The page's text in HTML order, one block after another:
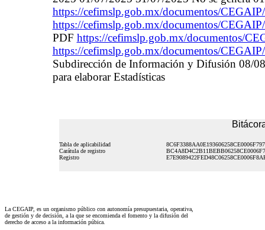
https://cefimslp.gob.mx/documentos/
https://cefimslp.gob.mx/documentos/
PDF https://cefimslp.gob.mx/documentos/
https://cefimslp.gob.mx/documentos/
Subdirección de Información y Difusión 08/
para elaborar Estadísticas
Tabla de aplicabilidad
Carátula de registro
Registro
La CEGAIP, es un organismo público con autonomía presupuestaria, operativa,
de gestión y de decisión, a la que se encomienda el fomento y la difusión del
derecho de acceso a la información púbica.